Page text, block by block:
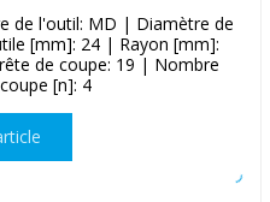
de l'outil: MD | Diamètre de
[mm]: 24 | Rayon [mm]:
de coupe: 19 | Nombre
[n]: 4